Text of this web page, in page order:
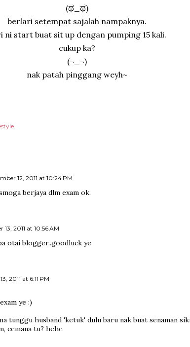
(ಥ_ಥ)
berlari setempat sajalah nampaknya.
ni start buat sit up dengan pumping 15 kali.
cukup ka?
(¬_¬)
nak patah pinggang weyh~
12, 2011 at 10:24 PM
berjaya dlm exam ok.
13, 2011 at 10:56 AM
otai blogger..goodluck ye
2011 at 6:11 PM
ye :)
tunggu husband 'ketuk' dulu baru nak buat senaman
cemana tu? hehe